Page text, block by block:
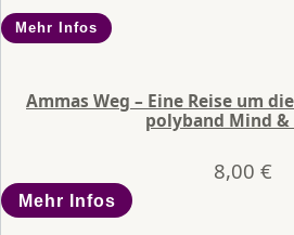
Mehr Infos
Ammas Weg – Eine Reise um
polyband Mind
8,00 €
Mehr Infos